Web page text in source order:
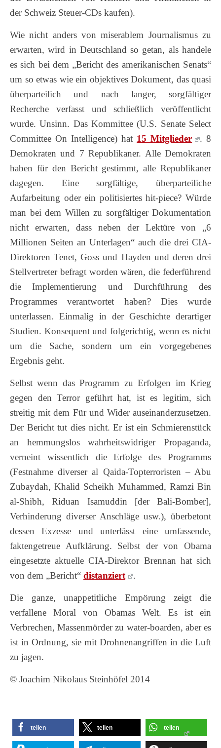
der Schweiz Steuer-CDs kaufen).
Wie nicht anders von miserablem Journalismus zu
erwarten, wird in Deutschland so getan, als handele
es sich bei dem „Bericht des amerikanischen Senats“
um so etwas wie ein objektives Dokument, das quasi
überparteilich und nach langer, sorgfältiger
Recherche verfasst und schließlich veröffentlicht
wurde. Unsinn. Das Kommittee (U.S. Senate Select
Committee On Intelligence) hat 15 Mitglieder
. 8
Demokraten und 7 Republikaner. Alle Demokraten
haben für den Bericht gestimmt, alle Republikaner
dagegen. Eine sorgfältige, überparteiliche
Aufarbeitung oder ein politisiertes hit-piece? Würde
man bei dem Willen zu sorgfältiger Dokumentation
nicht erwarten, dass neben der Lektüre von „6
Millionen Seiten an Unterlagen“ auch die drei CIA-
Direktoren Tenet, Goss und Hayden und deren drei
Stellvertreter befragt worden wären, die federführend
die Implementierung und Durchführung des
Programmes verantwortet haben? Dies wurde
unterlassen. Einmalig in der Geschichte derartiger
Studien. Konsequent und folgerichtig, wenn es nicht
um die Sache, sondern um ein vorgegebenes
Ergebnis geht.
Selbst wenn das Programm zu Erfolgen im Krieg
gegen den Terror geführt hat, ist es legitim, sich
streitig mit dem Für und Wider auseinanderzusetzen.
Der Bericht tut dies nicht. Er ist ein Schmierenstück
an hemmungslos wahrheitswidriger Propaganda,
verneint wissentlich die Erfolge des Programms
(Festnahme diverser al Qaida-Topterroristen – Abu
Zubaydah, Khalid Scheikh Muhammed, Ramzi Bin
al-Shibh, Riduan Isamuddin [der Bali-Bomber],
Verhinderung diverser Anschläge usw.), überbetont
dessen Exzesse und unterlässt eine umfassende,
faktengetreue Aufklärung. Selbst der von Obama
eingesetzte aktuelle CIA-Direktor Brennan hat sich
von dem „Bericht“ distanziert .
Die ganze, unappetitliche Empörung zeigt die
verfallene Moral von Obamas Welt. Es ist ein
Verbrechen, Massenmörder zu water-boarden, aber es
ist in Ordnung, sie mit Drohnenangriffen in die Luft
zu jagen.
© Joachim Nikolaus Steinhöfel 2014
teilen teilen teilen